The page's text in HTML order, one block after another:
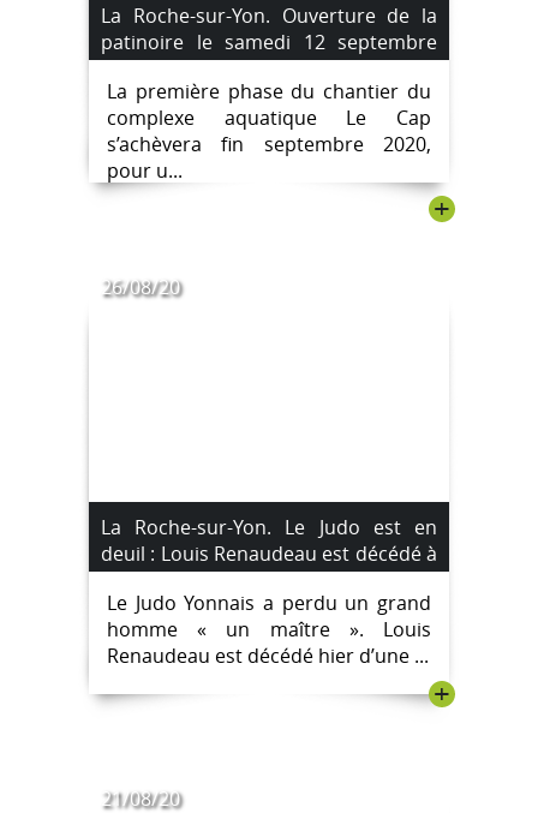
La Roche-sur-Yon. Ouverture de la
patinoire le samedi 12 septembre
2020.
La première phase du chantier du
complexe aquatique Le Cap
s’achèvera fin septembre 2020,
pour u...
+
26/08/20
La Roche-sur-Yon. Le Judo est en
deuil : Louis Renaudeau est décédé à
l’âge de 86 ans.
Le Judo Yonnais a perdu un grand
homme « un maître ». Louis
Renaudeau est décédé hier d’une ...
+
21/08/20